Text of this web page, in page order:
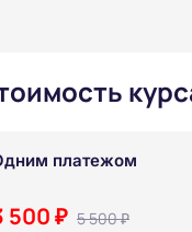
платежом
500 ₽ 5 500 ₽